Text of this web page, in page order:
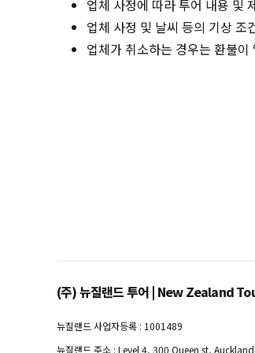
업체 사정에 따라 투어 내용 및
업체 사정 및 날씨 등의 기상 조
업체가 취소하는 경우는 환불
(주) 뉴질랜드 투어 | New Zealand
뉴질랜드 사업자등록 : 1001489
뉴질랜드 주소 : Level 4, 300 Queen st,